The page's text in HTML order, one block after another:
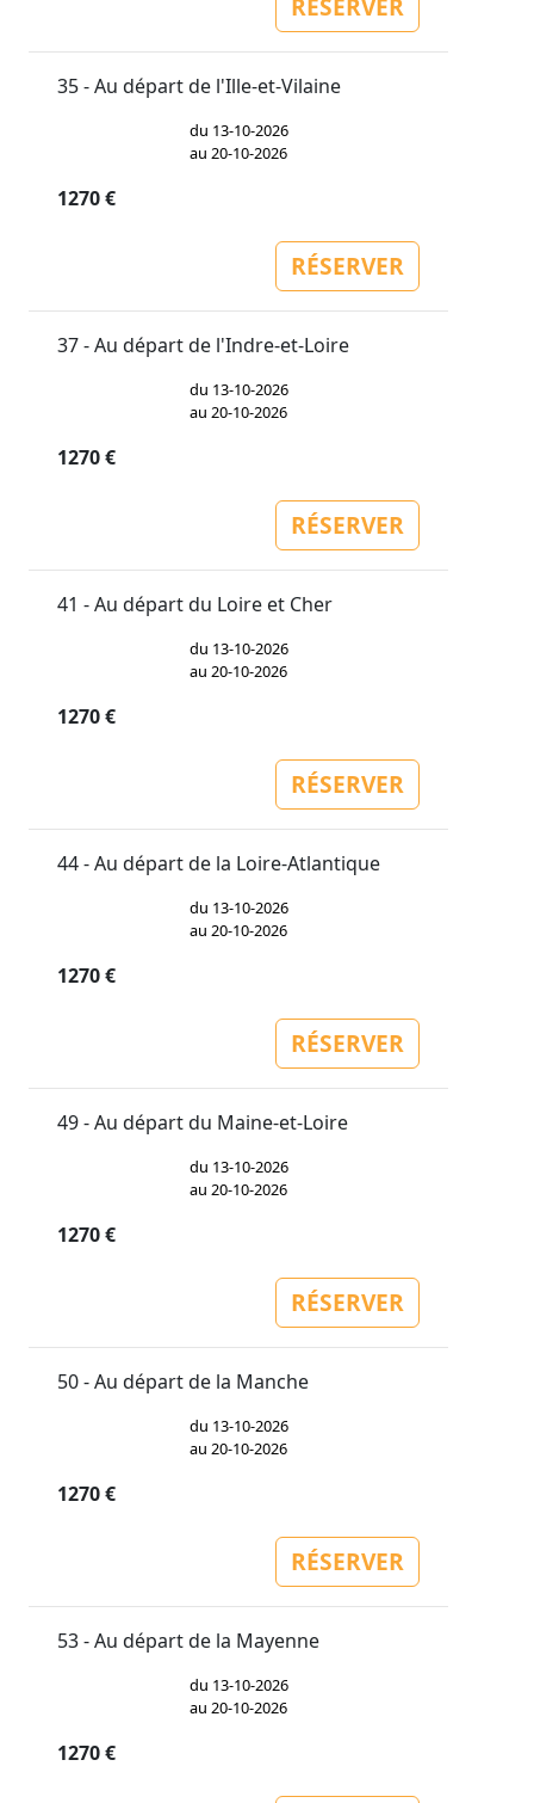
RÉSERVER
35 - Au départ de l'Ille-et-Vilaine
du 13-10-2026
au 20-10-2026
1270 €
RÉSERVER
37 - Au départ de l'Indre-et-Loire
du 13-10-2026
au 20-10-2026
1270 €
RÉSERVER
41 - Au départ du Loire et Cher
du 13-10-2026
au 20-10-2026
1270 €
RÉSERVER
44 - Au départ de la Loire-Atlantique
du 13-10-2026
au 20-10-2026
1270 €
RÉSERVER
49 - Au départ du Maine-et-Loire
du 13-10-2026
au 20-10-2026
1270 €
RÉSERVER
50 - Au départ de la Manche
du 13-10-2026
au 20-10-2026
1270 €
RÉSERVER
53 - Au départ de la Mayenne
du 13-10-2026
au 20-10-2026
1270 €